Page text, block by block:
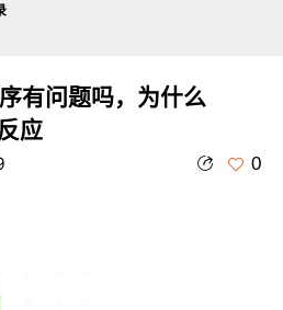
有问题吗，为什么
应
0